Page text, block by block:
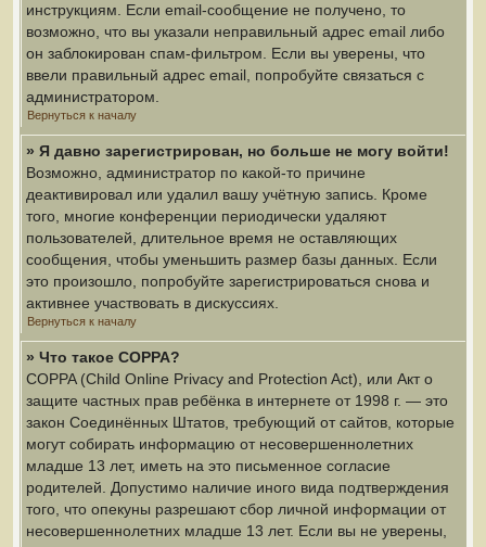
инструкциям. Если email-сообщение не получено, то
возможно, что вы указали неправильный адрес email либо
он заблокирован спам-фильтром. Если вы уверены, что
ввели правильный адрес email, попробуйте связаться с
администратором.
Вернуться к началу
» Я давно зарегистрирован, но больше не могу войти!
Возможно, администратор по какой-то причине
деактивировал или удалил вашу учётную запись. Кроме
того, многие конференции периодически удаляют
пользователей, длительное время не оставляющих
сообщения, чтобы уменьшить размер базы данных. Если
это произошло, попробуйте зарегистрироваться снова и
активнее участвовать в дискуссиях.
Вернуться к началу
» Что такое COPPA?
COPPA (Child Online Privacy and Protection Act), или Акт о
защите частных прав ребёнка в интернете от 1998 г. — это
закон Соединённых Штатов, требующий от сайтов, которые
могут собирать информацию от несовершеннолетних
младше 13 лет, иметь на это письменное согласие
родителей. Допустимо наличие иного вида подтверждения
того, что опекуны разрешают сбор личной информации от
несовершеннолетних младше 13 лет. Если вы не уверены,